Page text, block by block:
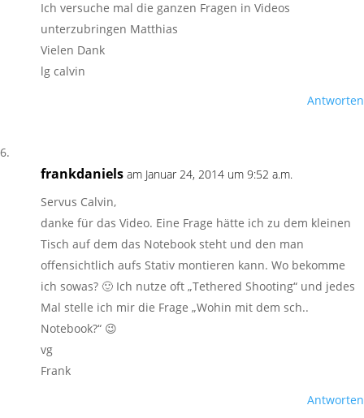
Ich versuche mal die ganzen Fragen in Videos
unterzubringen Matthias
Vielen Dank
lg calvin
Antworten
frankdaniels am Januar 24, 2014 um 9:52 a.m.
Servus Calvin,
danke für das Video. Eine Frage hätte ich zu dem kleinen
Tisch auf dem das Notebook steht und den man
offensichtlich aufs Stativ montieren kann. Wo bekomme
ich sowas? 🙂 Ich nutze oft „Tethered Shooting“ und jedes
Mal stelle ich mir die Frage „Wohin mit dem sch..
Notebook?“ 😉
vg
Frank
Antworten